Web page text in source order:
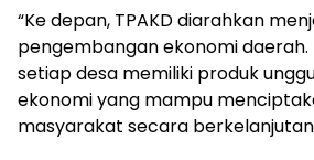
“Ke depan, TPAKD diarahkan
pengembangan ekonomi
setiap desa memiliki produk
ekonomi yang mampu
masyarakat secara